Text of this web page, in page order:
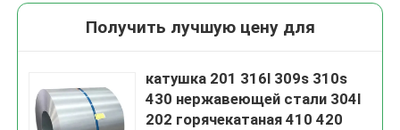
Получить лучшую цену для
катушка 201 316l 309s 310s
430 нержавеющей стали 304l
202 горячекатаная 410 420